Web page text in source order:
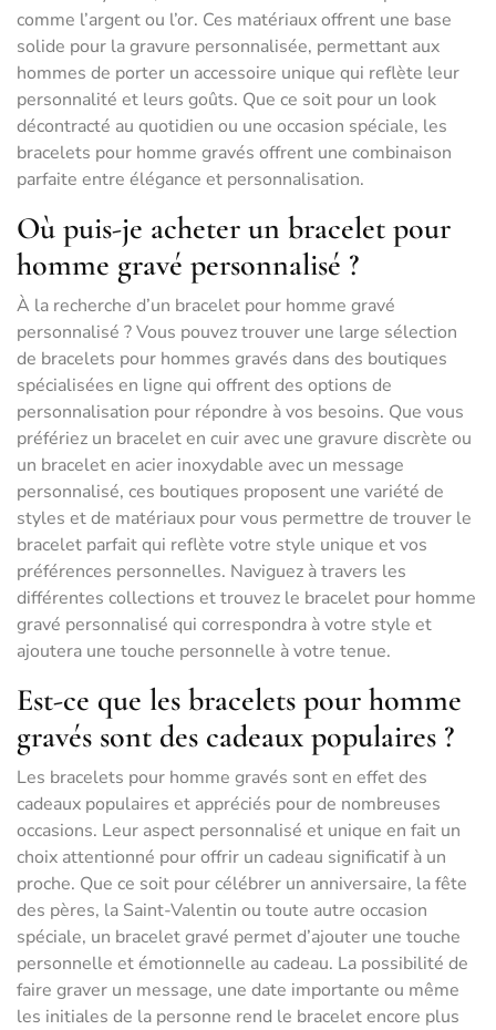
comme l’argent ou l’or. Ces matériaux offrent une base
solide pour la gravure personnalisée, permettant aux
hommes de porter un accessoire unique qui reflète leur
personnalité et leurs goûts. Que ce soit pour un look
décontracté au quotidien ou une occasion spéciale, les
bracelets pour homme gravés offrent une combinaison
parfaite entre élégance et personnalisation.
Où puis-je acheter un bracelet pour
homme gravé personnalisé ?
À la recherche d’un bracelet pour homme gravé
personnalisé ? Vous pouvez trouver une large sélection
de bracelets pour hommes gravés dans des boutiques
spécialisées en ligne qui offrent des options de
personnalisation pour répondre à vos besoins. Que vous
préfériez un bracelet en cuir avec une gravure discrète ou
un bracelet en acier inoxydable avec un message
personnalisé, ces boutiques proposent une variété de
styles et de matériaux pour vous permettre de trouver le
bracelet parfait qui reflète votre style unique et vos
préférences personnelles. Naviguez à travers les
différentes collections et trouvez le bracelet pour homme
gravé personnalisé qui correspondra à votre style et
ajoutera une touche personnelle à votre tenue.
Est-ce que les bracelets pour homme
gravés sont des cadeaux populaires ?
Les bracelets pour homme gravés sont en effet des
cadeaux populaires et appréciés pour de nombreuses
occasions. Leur aspect personnalisé et unique en fait un
choix attentionné pour offrir un cadeau significatif à un
proche. Que ce soit pour célébrer un anniversaire, la fête
des pères, la Saint-Valentin ou toute autre occasion
spéciale, un bracelet gravé permet d’ajouter une touche
personnelle et émotionnelle au cadeau. La possibilité de
faire graver un message, une date importante ou même
les initiales de la personne rend le bracelet encore plus